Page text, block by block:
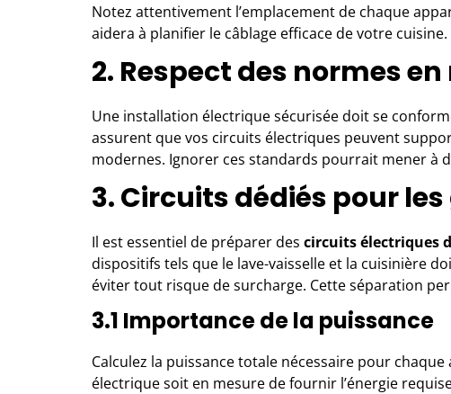
Notez attentivement l’emplacement de chaque
aidera à planifier le câblage efficace de votre cuisine.
2. Respect des normes
Une installation électrique sécurisée doit se
assurent que vos circuits électriques peuvent
modernes. Ignorer ces standards pourrait mener à
3. Circuits dédiés pour
Il est essentiel de préparer des circuits électriques
dispositifs tels que le lave-vaisselle et la cuisinière
éviter tout risque de surcharge. Cette séparation
3.1 Importance de la puissance
Calculez la puissance totale nécessaire pour
électrique soit en mesure de fournir l’énergie